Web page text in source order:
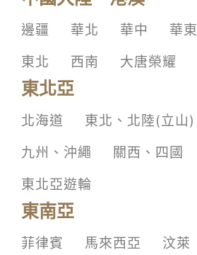
邊疆 華北 華中 華東
東北
西南 大唐榮耀
東北亞
北海道 東北、北陸(立山)
九州、沖繩
關西、四國
東北亞遊輪
東南亞
菲律賓 馬來西亞 汶萊